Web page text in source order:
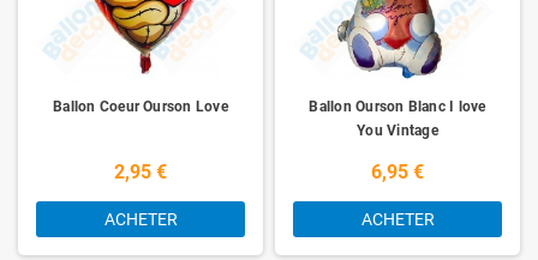
Ballon Coeur Ourson Love
2,95 €
ACHETER
Ballon Ourson Blanc I love
You Vintage
6,95 €
ACHETER